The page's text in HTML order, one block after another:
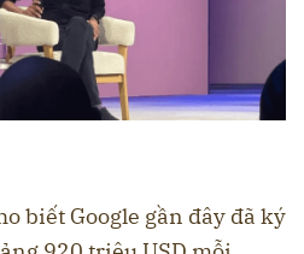
biết Google gần đây đã ký